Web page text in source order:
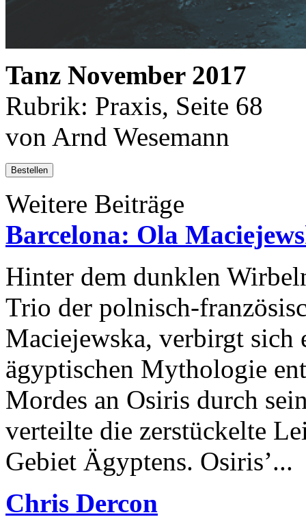
Tanz November 2017
Rubrik: Praxis, Seite 68
von Arnd Wesemann
Bestellen
Weitere Beiträge
Barcelona: Ola
Hinter dem dunklen
Trio der polnisch-
Maciejewska, verbirgt sich
ägyptischen Mythologie
Mordes an Osiris durch
verteilte die zerstückelte
Gebiet Ägyptens. Osiris’...
Chris Dercon